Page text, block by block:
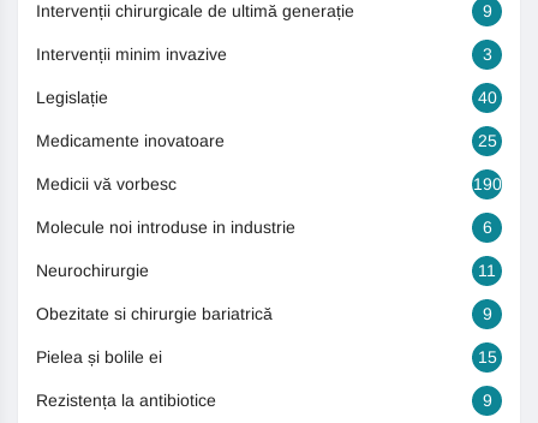
Intervenții chirurgicale de ultimă generație 9
Intervenții minim invazive 3
Legislație 40
Medicamente inovatoare 25
Medicii vă vorbesc 190
Molecule noi introduse in industrie 6
Neurochirurgie 11
Obezitate si chirurgie bariatrică 9
Pielea și bolile ei 15
Rezistența la antibiotice 9